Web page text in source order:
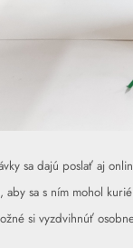
sa dajú poslať aj
aby sa s ním mohol
si vyzdvihnúť